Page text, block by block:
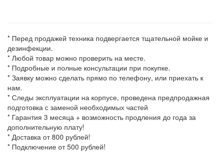
* Перед продажей техника подвергается тщательной мойке и
дезинфекции.
* Любой товар можно проверить на месте.
* Подробные и полные консультации при покупке.
* Заявку можно сделать прямо по телефону, или приехать к
нам.
* Следы эксплуатации на корпусе, проведена предпродажная
подготовка с заменой необходимых частей
* Гарантия 3 месяца + возможность продления до года за
дополнительную плату!
* Доставка от 800 рублей!
* Подключение от 500 рублей!